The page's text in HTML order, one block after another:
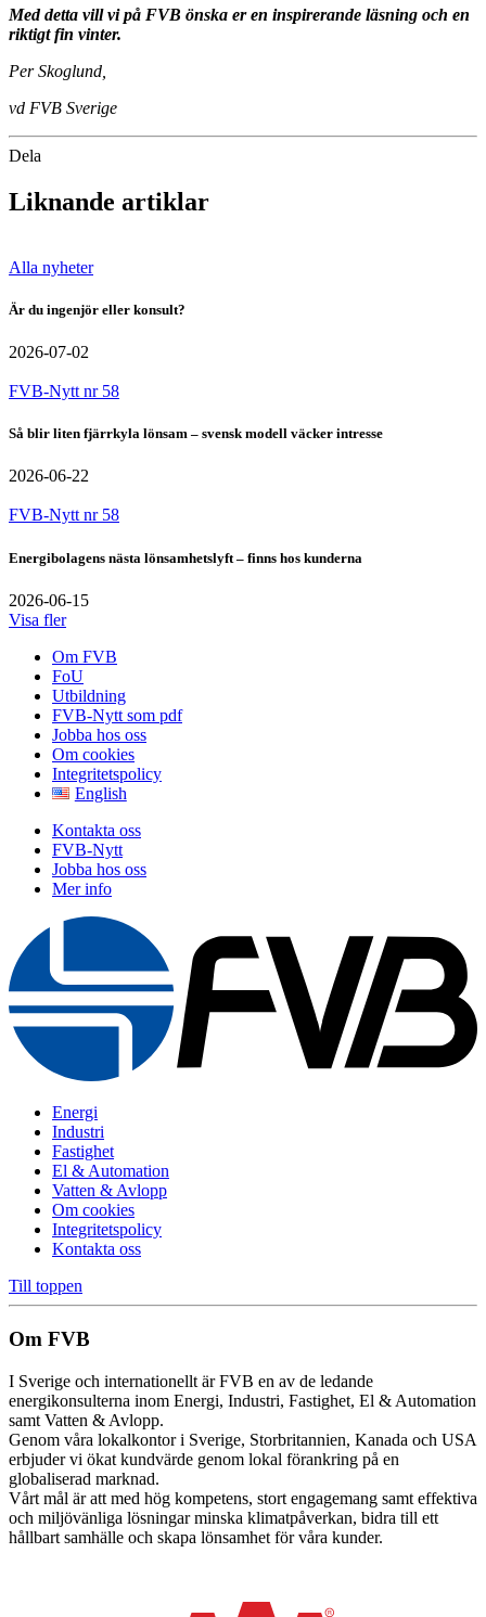
Med detta vill vi på FVB önska er en inspirerande läsning och en
riktigt fin vinter.
Per Skoglund,
vd FVB Sverige
Dela
Liknande artiklar
Alla nyheter
Är du ingenjör eller konsult?
2026-07-02
FVB-Nytt nr 58
Så blir liten fjärrkyla lönsam – svensk modell väcker intresse
2026-06-22
FVB-Nytt nr 58
Energibolagens nästa lönsamhetslyft – finns hos kunderna
2026-06-15
Visa fler
Om FVB
FoU
Utbildning
FVB-Nytt som pdf
Jobba hos oss
Om cookies
Integritetspolicy
English
Kontakta oss
FVB-Nytt
Jobba hos oss
Mer info
Energi
Industri
Fastighet
El & Automation
Vatten & Avlopp
Om cookies
Integritetspolicy
Kontakta oss
Till toppen
Om FVB
I Sverige och internationellt är FVB en av de ledande
energikonsulterna inom Energi, Industri, Fastighet, El & Automation
samt Vatten & Avlopp.
Genom våra lokalkontor i Sverige, Storbritannien, Kanada och USA
erbjuder vi ökat kundvärde genom lokal förankring på en
globaliserad marknad.
Vårt mål är att med hög kompetens, stort engagemang samt effektiva
och miljövänliga lösningar minska klimatpåverkan, bidra till ett
hållbart samhälle och skapa lönsamhet för våra kunder.